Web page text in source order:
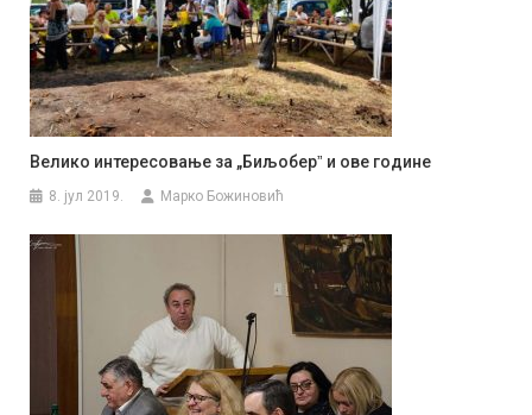
Велико интересовање за „Биљоберˮ и ове године
8. јул 2019. Марко Божиновић